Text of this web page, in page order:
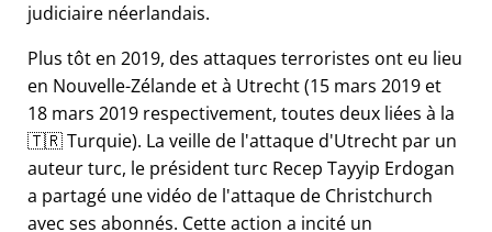
judiciaire néerlandais.
Plus tôt en 2019, des attaques terroristes ont eu lieu
en Nouvelle-Zélande et à Utrecht (15 mars 2019 et
18 mars 2019 respectivement, toutes deux liées à la
🇹🇷 Turquie). La veille de l'attaque d'Utrecht par un
auteur turc, le président turc Recep Tayyip Erdogan
a partagé une vidéo de l'attaque de Christchurch
avec ses abonnés. Cette action a incité un